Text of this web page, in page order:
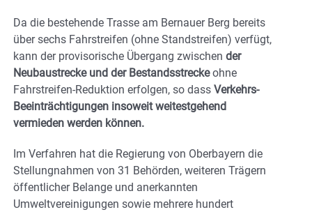
Da die bestehende Trasse am Bernauer Berg bereits
über sechs Fahrstreifen (ohne Standstreifen) verfügt,
kann der provisorische Übergang zwischen der
Neubaustrecke und der Bestandsstreckeohne
Fahrstreifen-Reduktion erfolgen, so dass Verkehrs-
Beeinträchtigungen insoweit weitestgehend
vermieden werden können.
Im Verfahren hat die Regierung von Oberbayern die
Stellungnahmen von 31 Behörden, weiteren Trägern
öffentlicher Belange und anerkannten
Umweltvereinigungen sowie mehrere hundert